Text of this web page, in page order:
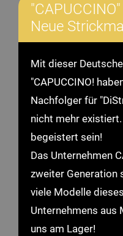
Neue
Mit dieser
"CAPUCCINO!
Nachfolger für
nicht mehr
begeistert sein!
Das Unternehmen
zweiter Generation
viele Modelle
Unternehmens aus
uns am Lager!